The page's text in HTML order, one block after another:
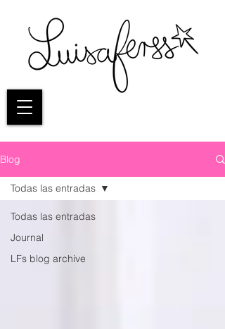
Blog
Todas las entradas
Journal
LFs blog archive
Todas las entradas